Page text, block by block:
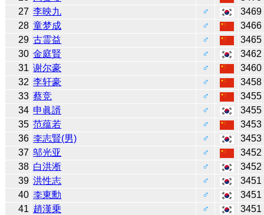
27 李映九 ♂
3469
28 童梦成 ♂
3466
29 古霊益 ♂
3465
30 金庭賢 ♂
3462
31 谢尔豪 ♂
3460
32 李轩豪 ♂
3458
33 蔡竞 ♂
3455
34 申眞諝 ♂
3455
35 范蕴若 ♂
3453
36 李志賢(男) ♂
3453
37 邬光亚 ♂
3452
38 白洪淅 ♂
3452
39 洪性志 ♂
3451
40 李東勳 ♂
3451
41 趙漢乗 ♂
3451